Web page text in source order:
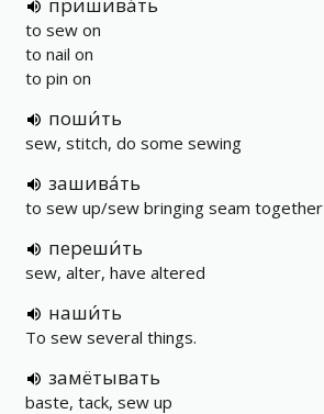
to sew on
to nail on
to pin on
поши́ть
sew, stitch, do some sewing
зашива́ть
to sew up/sew bringing seam together
переши́ть
sew, alter, have altered
наши́ть
To sew several things.
замётывать
baste, tack, sew up